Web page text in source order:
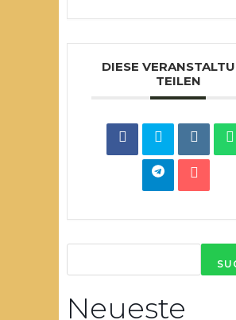
DIESE
TEILEN
Neueste